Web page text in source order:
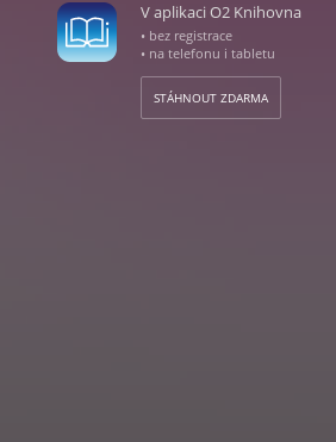
V aplikaci O2 Knihovna
• bez registrace
• na telefonu i tabletu
STÁHNOUT ZDARMA